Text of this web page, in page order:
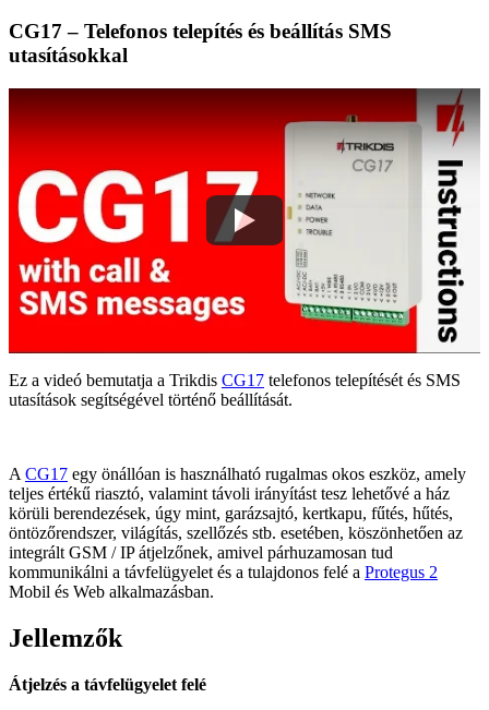
CG17 – Telefonos telepítés és beállítás SMS
utasításokkal
Ez a videó bemutatja a Trikdis CG17 telefonos telepítését és SMS
utasítások segítségével történő beállítását.
A CG17 egy önállóan is használható rugalmas okos eszköz, amely
teljes értékű riasztó, valamint távoli irányítást tesz lehetővé a ház
körüli berendezések, úgy mint, garázsajtó, kertkapu, fűtés, hűtés,
öntözőrendszer, világítás, szellőzés stb. esetében, köszönhetően az
integrált GSM / IP átjelzőnek, amivel párhuzamosan tud
kommunikálni a távfelügyelet és a tulajdonos felé a Protegus 2
Mobil és Web alkalmazásban.
Jellemzők
Átjelzés a távfelügyelet felé